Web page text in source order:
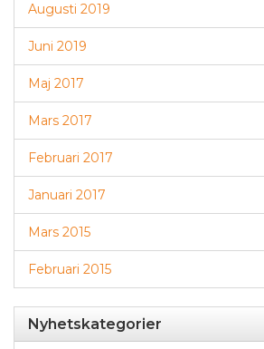
Augusti 2019
Juni 2019
Maj 2017
Mars 2017
Februari 2017
Januari 2017
Mars 2015
Februari 2015
Nyhetskategorier